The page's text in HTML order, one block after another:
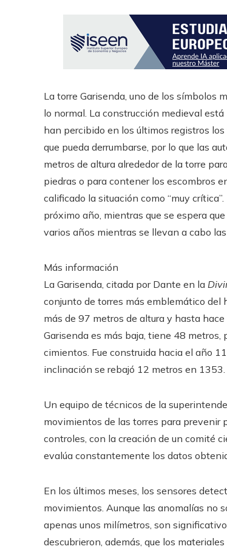
La torre Garisenda, uno de los símbolos
lo normal. La construcción medieval
han percibido en los últimos registros
que pueda derrumbarse, por lo que las
metros de altura alrededor de la torre
piedras o para contener los escombros
calificado la situación como “muy
próximo año, mientras que se espera
varios años mientras se llevan a cabo
Más información
La Garisenda, citada por Dante en la
conjunto de torres más emblemático
más de 97 metros de altura y hasta
Garisenda es más baja, tiene 48
cimientos. Fue construida hacia el año
inclinación se rebajó 12 metros en 1353.
Un equipo de técnicos de la
movimientos de las torres para prevenir
controles, con la creación de un comité
evalúa constantemente los datos
En los últimos meses, los sensores
movimientos. Aunque las anomalías no
apenas unos milímetros, son
descubrieron, además, que los